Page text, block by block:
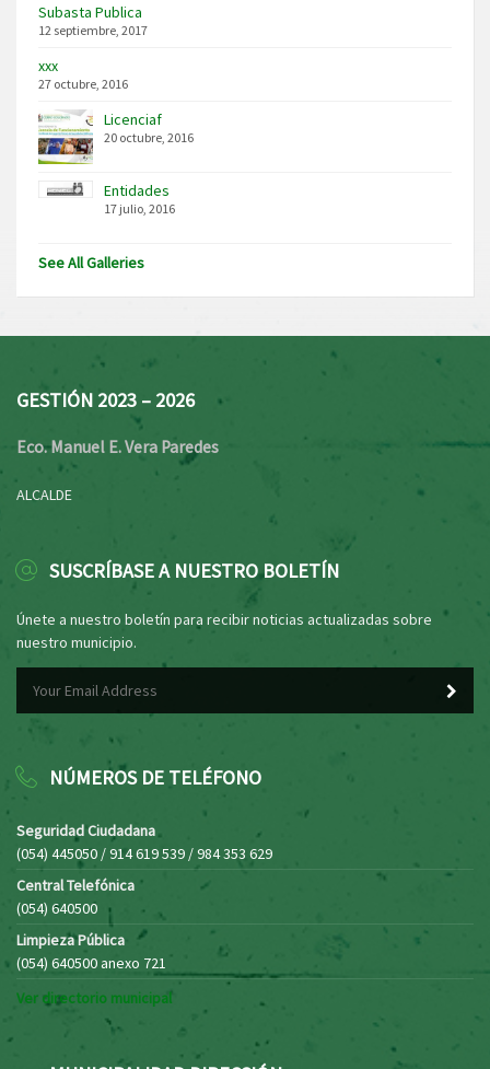
Subasta Publica
12 septiembre, 2017
xxx
27 octubre, 2016
Licenciaf
20 octubre, 2016
Entidades
17 julio, 2016
See All Galleries
GESTIÓN 2023 – 2026
Eco. Manuel E. Vera Paredes
ALCALDE
SUSCRÍBASE A NUESTRO BOLETÍN
Únete a nuestro boletín para recibir noticias actualizadas sobre
nuestro municipio.
NÚMEROS DE TELÉFONO
Seguridad Ciudadana
(054) 445050 / 914 619 539 / 984 353 629
Central Telefónica
(054) 640500
Limpieza Pública
(054) 640500 anexo 721
Ver directorio municipal